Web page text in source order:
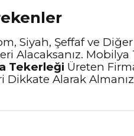
Siyah, Şeffaf ve
Alacaksanız.
Tekerleği Üreten
Alarak